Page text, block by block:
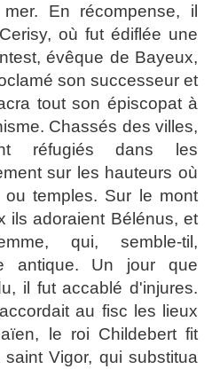
En récompense, il
où fut édiflée une
évêque de Bayeux,
son successeur et
tout son épiscopat à
Chassés des villes,
réfugiés dans les
sur les hauteurs où
temples. Sur le mont
ils adoraient Bélénus, et
qui, semble-til,
antique. Un jour que
il fut accablé d'injures.
au fisc les lieux
le roi Childebert fit
Vigor, qui substitua